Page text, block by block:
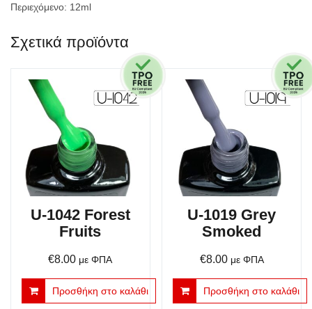
Περιεχόμενο: 12ml
Σχετικά προϊόντα
U-1042 Forest
Fruits
€8.00 με ΦΠΑ
Προσθήκη στο καλάθι
U-1019 Grey
Smoked
€8.00 με ΦΠΑ
Προσθήκη στο καλάθι